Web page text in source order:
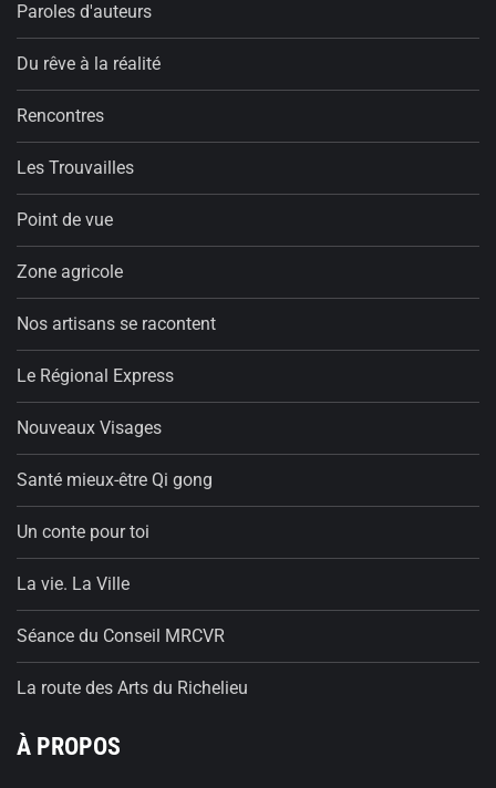
Paroles d'auteurs
Du rêve à la réalité
Rencontres
Les Trouvailles
Point de vue
Zone agricole
Nos artisans se racontent
Le Régional Express
Nouveaux Visages
Santé mieux-être Qi gong
Un conte pour toi
La vie. La Ville
Séance du Conseil MRCVR
La route des Arts du Richelieu
À PROPOS